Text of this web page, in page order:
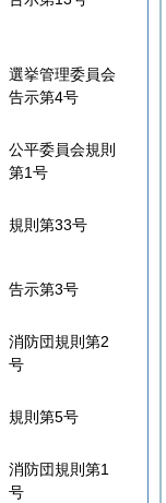
選挙管理委員会
告示第4号
公平委員会規則
第1号
規則第33号
告示第3号
消防団規則第2
号
規則第5号
消防団規則第1
号